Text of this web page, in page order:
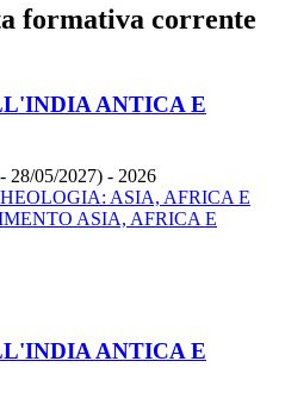
formativa corrente
ANTICA E
28/05/2027) - 2026
ASIA, AFRICA E
ASIA, AFRICA E
ANTICA E